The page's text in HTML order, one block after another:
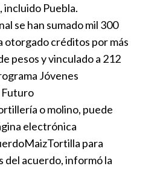
incluido Puebla.
se han sumado mil 300
otorgado créditos por más
pesos y vinculado a 212
Jóvenes
o molino, puede
electrónica
para
del acuerdo, informó la